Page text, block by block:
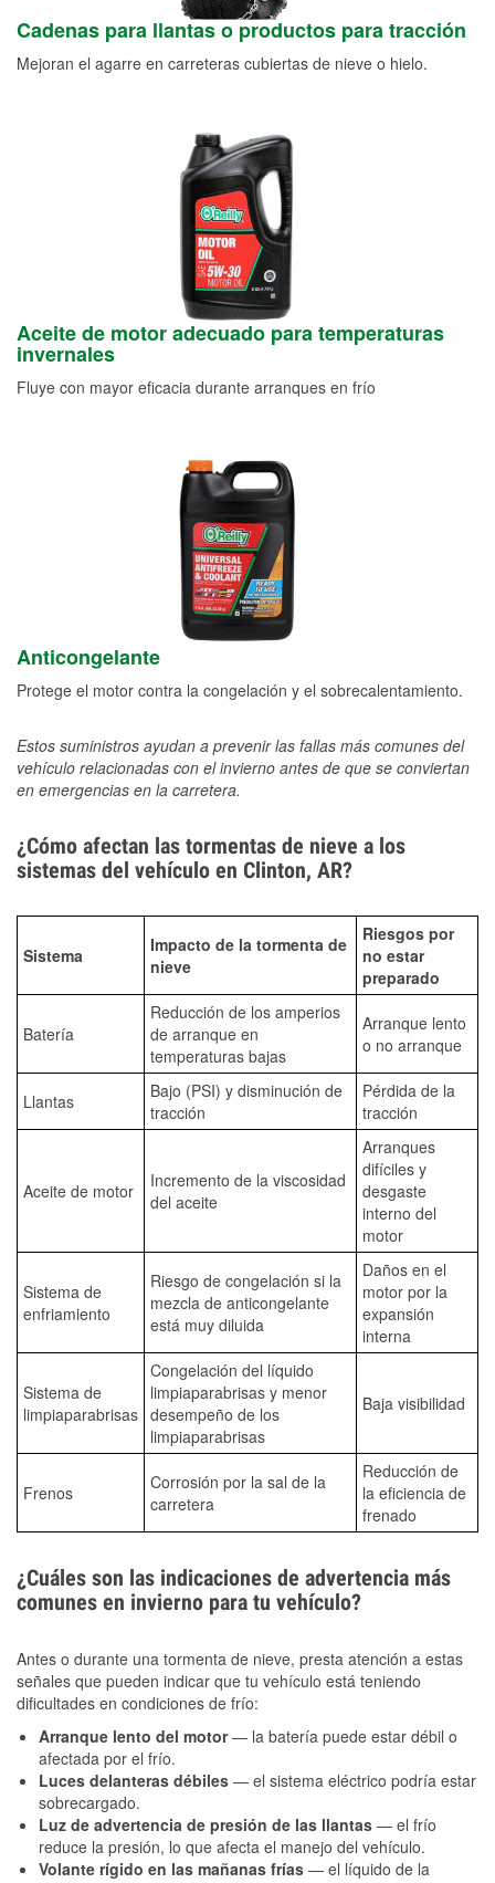
Cadenas para llantas o productos para tracción
Mejoran el agarre en carreteras cubiertas de nieve o hielo.
Aceite de motor adecuado para temperaturas
invernales
Fluye con mayor eficacia durante arranques en frío
Anticongelante
Protege el motor contra la congelación y el sobrecalentamiento.
Estos suministros ayudan a prevenir las fallas más comunes del
vehículo relacionadas con el invierno antes de que se conviertan
en emergencias en la carretera.
¿Cómo afectan las tormentas de nieve a los
sistemas del vehículo en Clinton, AR?
Sistema
Impacto de la tormenta de
nieve
Riesgos por
no estar
preparado
Batería
Reducción de los amperios
de arranque en
temperaturas bajas
Arranque lento
o no arranque
Llantas
Bajo (PSI) y disminución de
tracción
Pérdida de la
tracción
Aceite de motor
Incremento de la viscosidad
del aceite
Arranques
difíciles y
desgaste
interno del
motor
Sistema de
enfriamiento
Riesgo de congelación si la
mezcla de anticongelante
está muy diluida
Daños en el
motor por la
expansión
interna
Sistema de
limpiaparabrisas
Congelación del líquido
limpiaparabrisas y menor
desempeño de los
limpiaparabrisas
Baja visibilidad
Frenos
Corrosión por la sal de la
carretera
Reducción de
la eficiencia de
frenado
¿Cuáles son las indicaciones de advertencia más
comunes en invierno para tu vehículo?
Antes o durante una tormenta de nieve, presta atención a estas
señales que pueden indicar que tu vehículo está teniendo
dificultades en condiciones de frío:
Arranque lento del motor— la batería puede estar débil o
afectada por el frío.
Luces delanteras débiles — el sistema eléctrico podría estar
sobrecargado.
Luz de advertencia de presión de las llantas — el frío
reduce la presión, lo que afecta el manejo del vehículo.
Volante rígido en las mañanas frías — el líquido de la